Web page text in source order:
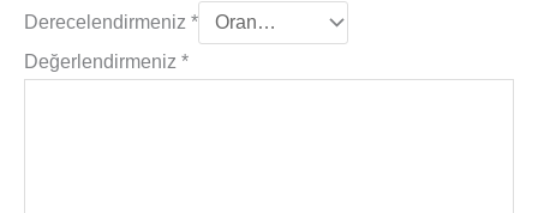
Derecelendirmeniz *
Değerlendirmeniz *